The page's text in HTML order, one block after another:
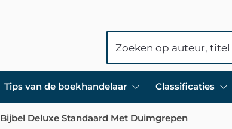
Tips van de boekhandelaar Classificaties
Bijbel Deluxe Standaard Met Duimgrepen